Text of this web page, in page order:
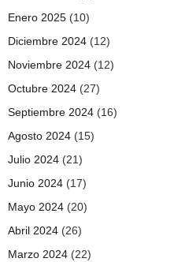
Enero 2025 (10)
Diciembre 2024 (12)
Noviembre 2024 (12)
Octubre 2024 (27)
Septiembre 2024 (16)
Agosto 2024 (15)
Julio 2024 (21)
Junio 2024 (17)
Mayo 2024 (20)
Abril 2024 (26)
Marzo 2024 (22)